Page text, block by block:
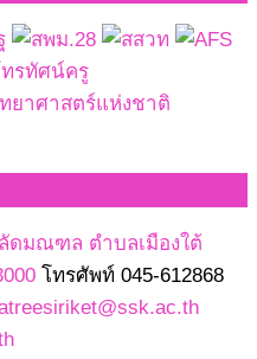
ดมณฑล ตำบลเมืองใต้
โทรศัพท์ 045-612868